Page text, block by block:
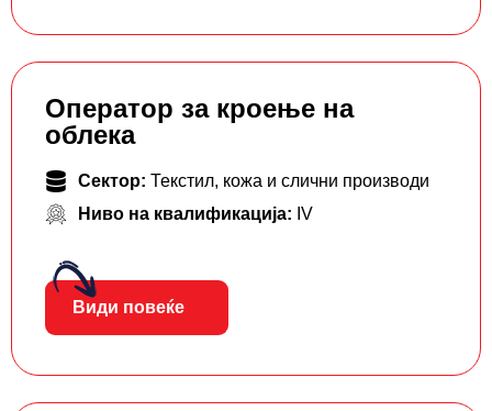
Оператор за кроење на
облека
Сектор: Текстил, кожа и слични производи
Ниво на квалификација: IV
Види повеќе